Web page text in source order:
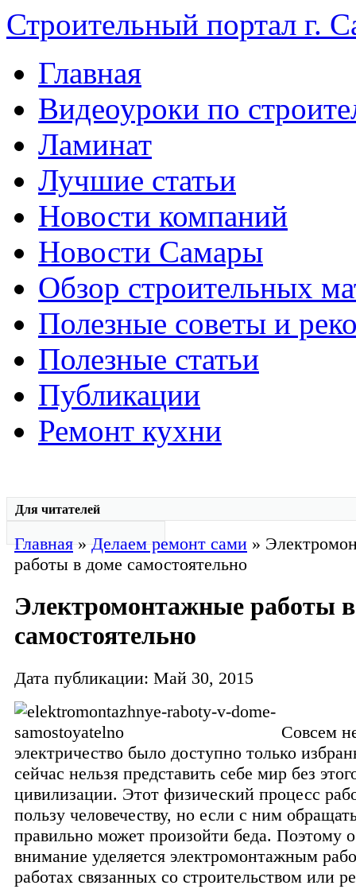
Строительный портал г.
Главная
Видеоуроки по
Ламинат
Лучшие статьи
Новости компаний
Новости Самары
Обзор строительных
Полезные советы и
Полезные статьи
Публикации
Ремонт кухни
Для читателей
Главная»Делаем ремонт сами »
работы в доме самостоятельно
Электромонтажные работы
самостоятельно
Дата публикации: Май 30, 2015
Совсем
электричество было доступно только
сейчас нельзя представить себе мир без
цивилизации. Этот физический процесс
пользу человечеству, но если с ним
правильно может произойти беда. Поэтому
внимание уделяется электромонтажным
работах связанных со строительством или